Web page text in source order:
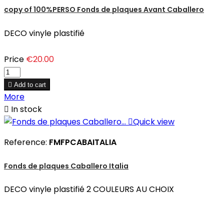
copy of 100%PERSO Fonds de plaques Avant Caballero
DECO vinyle plastifié
Price €20.00
 Add to cart
More
 In stock
Quick view
Reference: FMFPCABAITALIA
Fonds de plaques Caballero Italia
DECO vinyle plastifié 2 COULEURS AU CHOIX